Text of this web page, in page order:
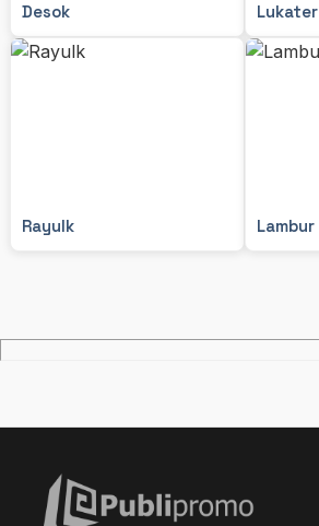
Desok Lukater
Rayulk Lambur